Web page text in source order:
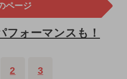
ページ
フォーマンスも！
2 3